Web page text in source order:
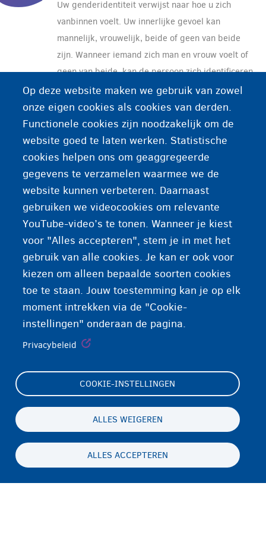
Uw genderidentiteit verwijst naar hoe u zich
vanbinnen voelt. Uw innerlijke gevoel kan
mannelijk, vrouwelijk, beide of geen van beide
zijn. Wanneer iemand zich man en vrouw voelt of
geen van beide, kan de persoon zich identificeren
alsnon-binair. Als iemand geboren is met het
vrouwelijk of mannelijk geslacht en zich ook vrouw
of man voelt noemen we ditcisgender.
Transgenderpersonen voelen dat hun
aangeboren geslacht niet overeenkomt met hoe ze
zich identificeren, gedragen en voelen. Uw
genderidentiteit kan ook veranderen doorheen de
tijd, dit noemen we genderfluïde.
Op deze website maken we gebruik van zowel
onze eigen cookies als cookies van derden.
Functionele cookies zijn noodzakelijk om de
website goed te laten werken. Statistische
cookies helpen ons om geaggregeerde
gegevens te verzamelen waarmee we de
website kunnen verbeteren. Daarnaast
gebruiken we videocookies om relevante
YouTube-video’s te tonen. Wanneer je kiest
voor "Alles accepteren", stem je in met het
gebruik van alle cookies. Je kan er ook voor
kiezen om alleen bepaalde soorten cookies
toe te staan. Jouw toestemming kan je op elk
moment intrekken via de "Cookie-
instellingen" onderaan de pagina.
Privacybeleid
COOKIE-INSTELLINGEN
ALLES WEIGEREN
ALLES ACCEPTEREN
Footer
(menu)
Cookie-instellingen
NL
Persistent
menu